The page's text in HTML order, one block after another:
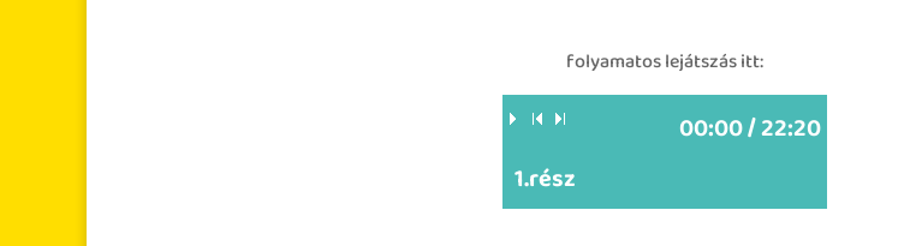
folyamatos lejátszás itt:
00:00 / 22:20
1.rész